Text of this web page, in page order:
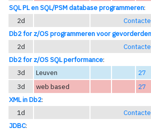
SQL PL en SQL/PSM database programmeren:
2d
Db2 for z/OS programmeren voor gevorderden
2d
Db2 for z/OS SQL performance:
3d
Leuven
27
3d
web based
27
XML in Db2:
1d
JDBC: